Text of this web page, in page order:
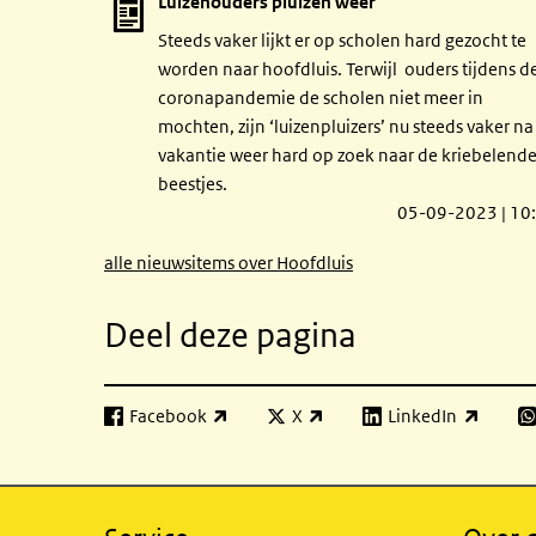
Steeds vaker lijkt er op scholen hard gezocht te
worden naar hoofdluis. Terwijl ouders tijdens
coronapandemie de scholen niet meer in
mochten, zijn ‘luizenpluizers’ nu steeds vaker
vakantie weer hard op zoek naar de kriebelende
beestjes.
05-09-2023 |
alle nieuwsitems over Hoofdluis
Deel deze pagina
Facebook
(externe link) X
(externe link) LinkedIn
(externe link)